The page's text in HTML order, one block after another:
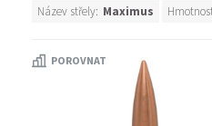
Název střely: Maximus
POROVNAT